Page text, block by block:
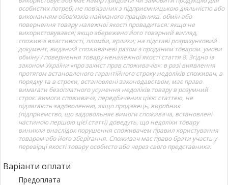
особистих потреб, не пов’язаних з підприємницькою діяльністю або
виконанням обов’язків найманого працівника. обмін або
повернення товару належної якості провадиться: якщо не
використовувався; якщо збережено його товарний вигляд,
споживчі властивості, пломби, ярлики; на підставі розрахунковий
документ, виданий споживачеві разом з проданим товаром. умови
обміну / повернення товару неналежної якості стаття 8. Згідно із
законом України «про захист прав споживачів»: в разі виявлення
протягом встановленого гарантійного строку недоліків споживач, в
порядку та в строки, встановлені законодавством, має право
вимагати безоплатного усунення недоліків товару в розумний
строк. вимоги споживача, передбачених цією статтею, не
підлягають задоволенню, якщо продавець, виробник
(підприємство, що задовольняє вимоги споживача, встановлені
частиною першою цієї статті) доведуть, що недоліки товару
виникли внаслідок порушення споживачем правил користування
товаром або його зберігання. Споживач має право брати участь у
перевірці якості товару особисто або через свого представника.
Варіанти оплати
Предоплата